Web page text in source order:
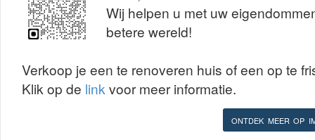
Wij helpen u met uw
betere wereld!
Verkoop je een te renoveren huis of een op te
Klik op de link voor meer informatie.
ONTDEK MEER OP